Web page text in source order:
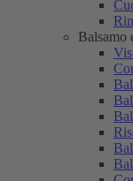
Balsamo